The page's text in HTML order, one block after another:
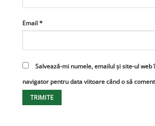
Email *
Salvează-mi numele, emailul și site-ul web
navigator pentru data viitoare când o să